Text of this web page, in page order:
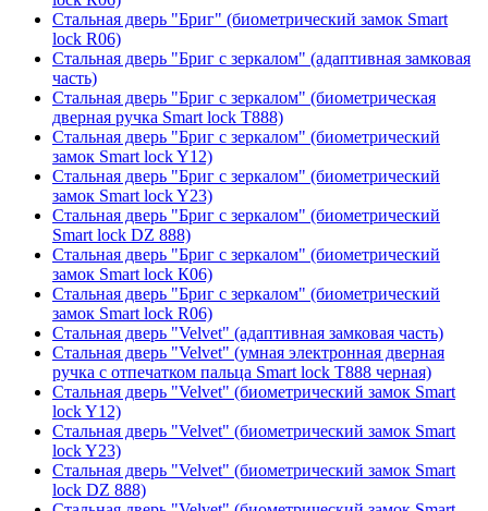
Стальная дверь "Бриг" (биометрический замок Smart
lock R06)
Стальная дверь "Бриг с зеркалом" (адаптивная замковая
часть)
Стальная дверь "Бриг с зеркалом" (биометрическая
дверная ручка Smart lock T888)
Стальная дверь "Бриг с зеркалом" (биометрический
замок Smart lock Y12)
Стальная дверь "Бриг с зеркалом" (биометрический
замок Smart lock Y23)
Стальная дверь "Бриг с зеркалом" (биометрический
Smart lock DZ 888)
Стальная дверь "Бриг с зеркалом" (биометрический
замок Smart lock К06)
Стальная дверь "Бриг с зеркалом" (биометрический
замок Smart lock R06)
Стальная дверь "Velvet" (адаптивная замковая часть)
Стальная дверь "Velvet" (умная электронная дверная
ручка с отпечатком пальца Smart lock T888 черная)
Стальная дверь "Velvet" (биометрический замок Smart
lock Y12)
Стальная дверь "Velvet" (биометрический замок Smart
lock Y23)
Стальная дверь "Velvet" (биометрический замок Smart
lock DZ 888)